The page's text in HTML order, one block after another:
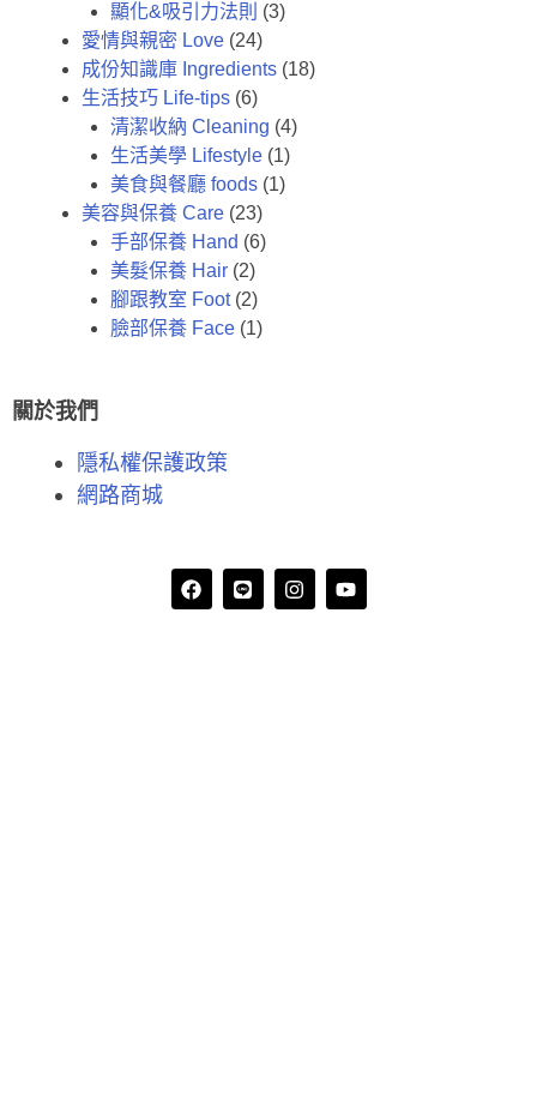
顯化&吸引力法則 (3)
愛情與親密 Love (24)
成份知識庫 Ingredients (18)
生活技巧 Life-tips (6)
清潔收納 Cleaning (4)
生活美學 Lifestyle (1)
美食與餐廳 foods (1)
美容與保養 Care (23)
手部保養 Hand (6)
美髮保養 Hair (2)
腳跟教室 Foot(2)
臉部保養 Face (1)
關於我們
隱私權保護政策
網路商城